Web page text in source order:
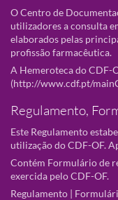
O Centro de
utilizadores a consulta
elaborados pelas
profissão farmacêutica.
A Hemeroteca do CDF-
(http://www.cdf.pt/
Regulamento,
Este Regulamento
utilização do CDF-OF.
Contém Formulário de
exercida pelo CDF-OF.
Regulamento |